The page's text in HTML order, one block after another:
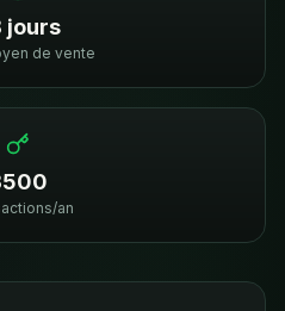
jours
de vente
an